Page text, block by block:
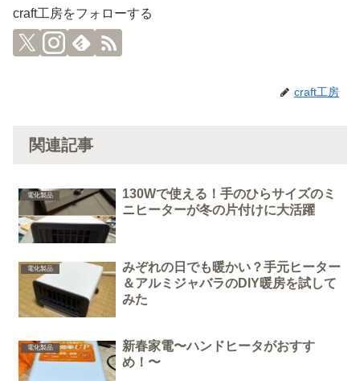
craft工房をフォローする
craft工房
関連記事
電化製品
130Wで使える！手のひらサイズのミ
ニヒーターが冬の片付けに大活躍
電化製品
みぞれの日でも暖かい？手元ヒーター
＆アルミジャバラのDIY暖房を試して
みた
電化製品
新春家電〜ハンドヒータがおすす
め！〜